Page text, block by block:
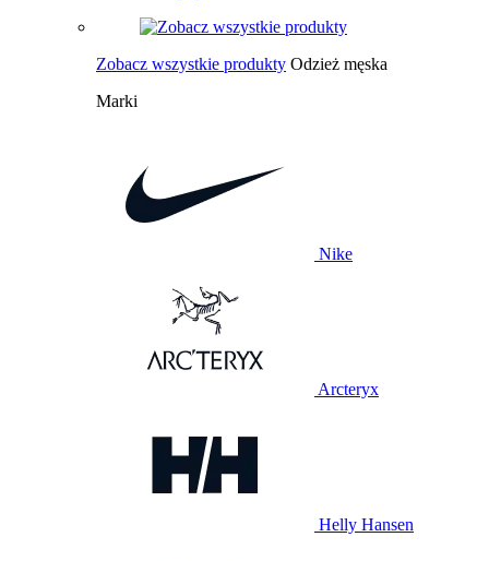
Zobacz wszystkie produkty Odzież męska
Marki
Nike
Arcteryx
Helly Hansen